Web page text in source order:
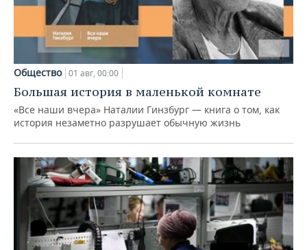
Общество 01 авг, 00:00
Большая история в маленькой комнате
«Все наши вчера» Наталии Гинзбург — книга о том, как
история незаметно разрушает обычную жизнь